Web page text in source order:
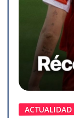
ACTUALIDAD